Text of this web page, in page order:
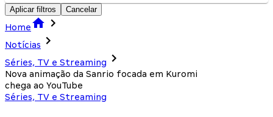
Aplicar filtros Cancelar
Home
Notícias
Séries, TV e Streaming
Nova animação da Sanrio focada em Kuromi
chega ao YouTube
Séries, TV e Streaming